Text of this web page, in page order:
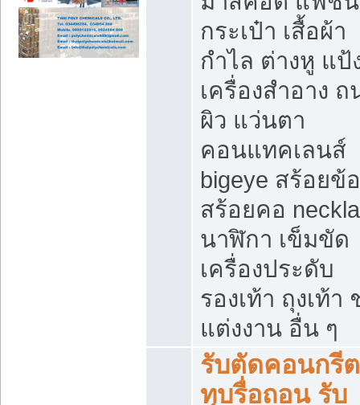
กระเป๋า เสื้อผ้า
กำไล ต่างหู แป้
เครื่องสำอาง
ผิว แว่นตา
คอนแทคเลนส์
bigeye สร้อยข้
สร้อยคอ
นาฬิกา เข็มขัด
เครื่องประดับ
รองเท้า ถุงเท้า
แต่งงาน อื่น ๆ
รับตัดคอนกรี
ทุบรื่อถอน รับ